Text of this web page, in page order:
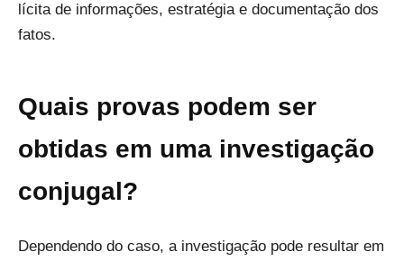
lícita de informações, estratégia e documentação dos
fatos.
Quais provas podem ser
obtidas em uma investigação
conjugal?
Dependendo do caso, a investigação pode resultar em